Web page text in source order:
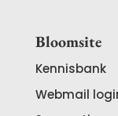
Bloomsite
Kennisbank
Webmail